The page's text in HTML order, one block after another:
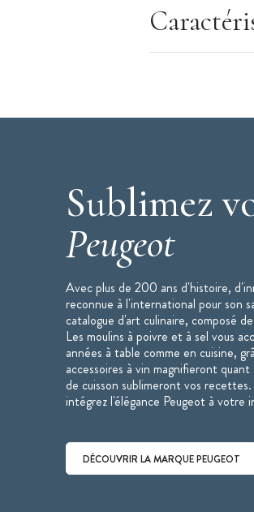
Peugeot :
Peugeot
bien sûr connue
grands chefs, et
Sublimez
Peugeot
Avec plus de 200 ans d'histoire,
reconnue à l'international pour son
catalogue d'art culinaire, composé
Les moulins à poivre et à sel vous
années à table comme en cuisine,
accessoires à vin magnifieront
de cuisson sublimeront vos
intégrez l'élégance Peugeot à votre
DÉCOUVRIR LA MARQUE PEUGEOT